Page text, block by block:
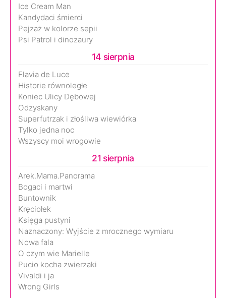
Ice Cream Man
Kandydaci śmierci
Pejzaż w kolorze sepii
Psi Patrol i dinozaury
14 sierpnia
Flavia de Luce
Historie równoległe
Koniec Ulicy Dębowej
Odzyskany
Superfutrzak i złośliwa wiewiórka
Tylko jedna noc
Wszyscy moi wrogowie
21 sierpnia
Arek.Mama.Panorama
Bogaci i martwi
Buntownik
Kręciołek
Księga pustyni
Naznaczony: Wyjście z mrocznego wymiaru
Nowa fala
O czym wie Marielle
Pucio kocha zwierzaki
Vivaldi i ja
Wrong Girls